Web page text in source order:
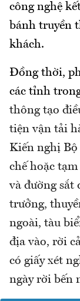
công nghệ
bánh truyền
khách.
Đồng thời,
các tỉnh
thông tạo
tiện vận tải
Kiến nghị
chế hoặc
và đường sắt
trưởng,
ngoài, tàu
địa vào, rời
có giấy xét
ngày rời bến